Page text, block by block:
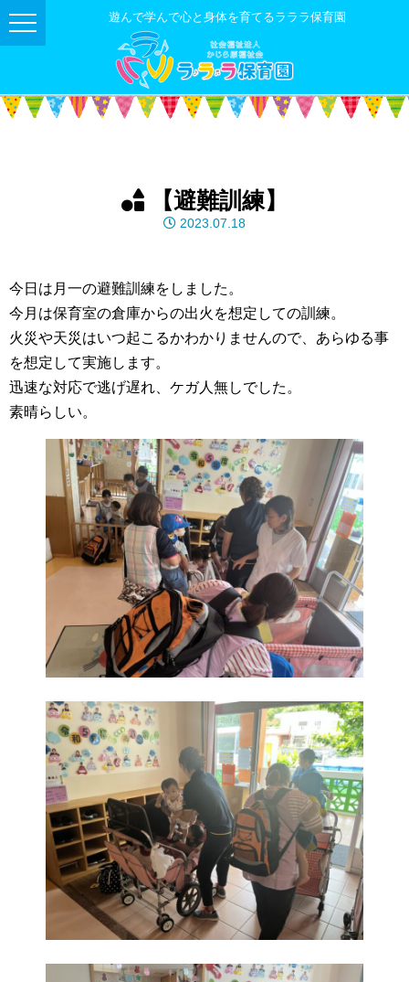
遊んで学んで心と身体を育てるラララ保育園
【避難訓練】
2023.07.18
今日は月一の避難訓練をしました。
今月は保育室の倉庫からの出火を想定しての訓練。
火災や天災はいつ起こるかわかりませんので、あらゆる事
を想定して実施します。
迅速な対応で逃げ遅れ、ケガ人無しでした。
素晴らしい。